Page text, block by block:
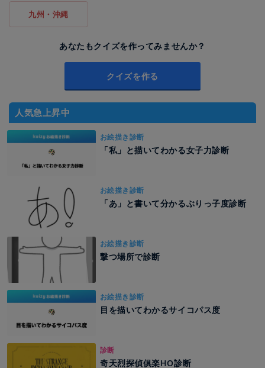
九州・沖縄
あなたもクイズを作ってみませんか？
クイズを作る
人気急上昇中
お絵描き診断
「私」と描いてわかる女子力診断
お絵描き診断
「あ」と書いて分かるぶりっ子度診断
お絵描き診断
撃つ場所で診断
お絵描き診断
目を描いてわかるサイコパス度
診断
奇天烈探偵俱楽HO診断